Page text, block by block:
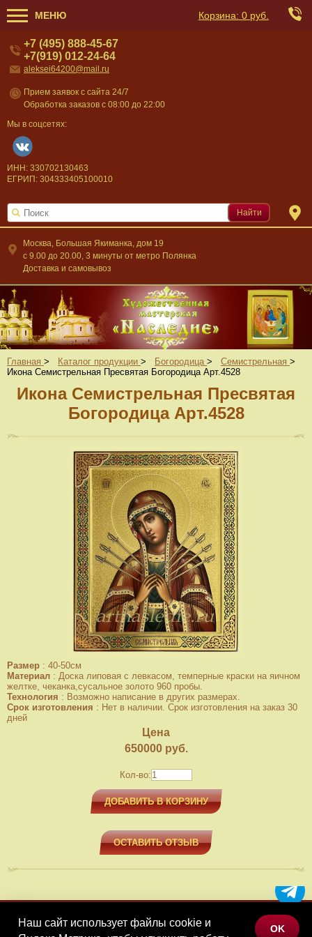
МЕНЮ Корзина: 0 руб.
Москва, Большая Якиманка, дом 19
c 9.00 до 20.00, 3 минуты от метро Полянка
Доставка и самовывоз
+7 (495) 888-45-67
+7(919) 012-24-64
aleksei64200@mail.ru
Прием заявок с сайта 24/7
Обработка заказов с 08:00 до 22:00
Мы в соцсетях:
ИНН: 330702130463
ЕГРИП: 304333405100010
Найти
Главная > Каталог продукции > Богородица > Семистрельная >
Икона Семистрельная Пресвятая Богородица Арт.4528
Икона Семистрельная Пресвятая
Богородица Арт.4528
Размер : 40-50см
Материал : Доска липовая с левкасом, темперные краски на яичном
желтке, чеканка,сусальное золото 960 пробы.
Технология : Возможно написание в других размерах.
Срок изготовления : Нет в наличии. Срок изготовления на заказ 30
дней
Цена
650000руб.
Кол-во:
ДОБАВИТЬ В КОРЗИНУ
ОСТАВИТЬ ОТЗЫВ
МЕНЮ
Наш сайт использует файлы cookie и
OK